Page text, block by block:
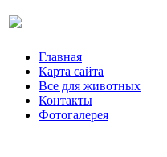
Главная
Карта сайта
Все для животных
Контакты
Фотогалерея